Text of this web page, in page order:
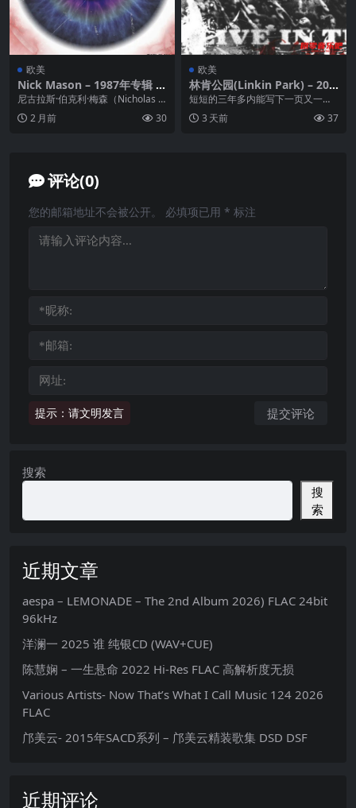
欧美
Nick Mason – 1987年专辑 –
White of the Eye (Original
Motion Picture Soundtrac
k) Flac
尼古拉斯·伯克利·梅森（Nicholas B
erkeley Mason，1944...
2 月前 30
欧美
林肯公园(Linkin Park) – 200
3年专辑 – Live in Texas Flac
短短的三年多内能写下一页又一页
的彪炳功绩，仿佛一行六人的Linkin
Park正...
3 天前 37
评论(0)
提示：请文明发言
您的邮箱地址不会被公开。 必填项已用 * 标注
搜索
搜
索
近期文章
aespa – LEMONADE – The 2nd Album 2026) FLAC 24bit
96kHz
洋澜一 2025 谁 纯银CD (WAV+CUE)
陈慧娴 – 一生悬命 2022 Hi-Res FLAC 高解析度无损
Various Artists- Now That’s What I Call Music 124 2026
FLAC
邝美云- 2015年SACD系列 – 邝美云精装歌集 DSD DSF
近期评论